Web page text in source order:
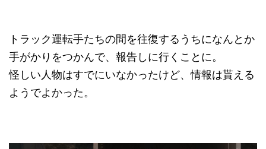
トラック運転手たちの間を往復するうちになんとか
手がかりをつかんで、報告しに行くことに。
怪しい人物はすでにいなかったけど、情報は貰える
ようでよかった。